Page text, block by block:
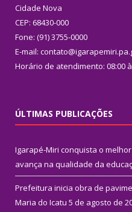
Cidade Nova
CEP: 68430-000
Fone: (91) 3755-0000
E-mail:
Horário de atendimento: 08:00
ÚLTIMAS PUBLICAÇÕES
Igarapé-Miri conquista o
avança na qualidade da
Prefeitura inicia obra de
Maria do Icatu 5 de agosto de